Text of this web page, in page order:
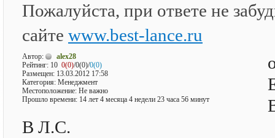
Пожалуйста, при ответе не
сайте www.best-lance.ru
Автор:
alex28
Рейтинг: 10 0(0)/0(0)/0(0)
Размещен: 13.03.2012 17:58
Категория: Менеджмент
Местоположение: Не важно
Прошло времени: 14 лет 4 месяца 4 недели 23 часа 56 минут
В Л.С.